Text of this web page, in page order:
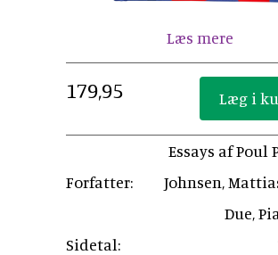
Læs mere
179,95
Forfatter:
Essays af Poul
Johnsen,
Due,
Sidetal: